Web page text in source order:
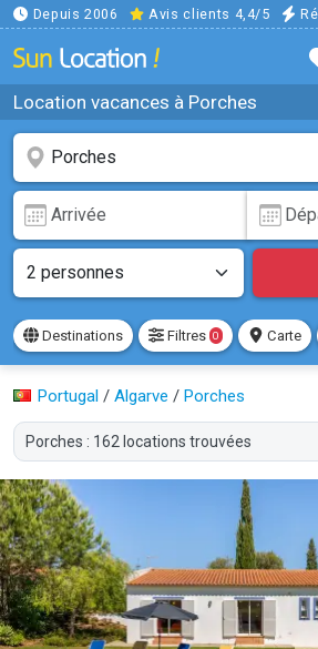
Depuis 2006 Avis clients 4,4/5
Location vacances à Porches
Destinations Filtres 0 Carte
Portugal / Algarve / Porches
Porches : 162 locations trouvées